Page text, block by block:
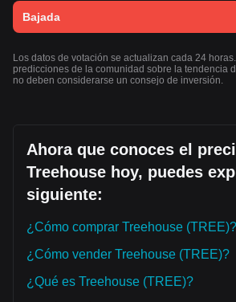
Bajada
Los datos de votación se actualizan cada 24
predicciones de la comunidad sobre la tendencia
no deben considerarse un consejo de inversión.
Ahora que conoces el
Treehouse hoy, puedes
siguiente:
¿Cómo comprar Treehouse (TREE)?
¿Cómo vender Treehouse (TREE)?
¿Qué es Treehouse (TREE)?